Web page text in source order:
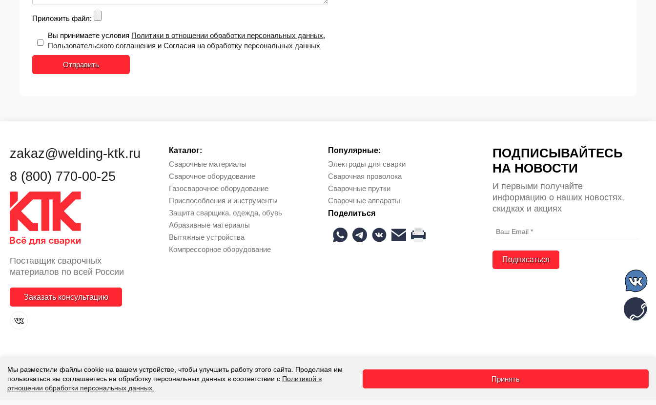
Приложить файл:
Вы принимаете условия Политики в отношении обработки персональных данных,
Пользовательского соглашения иСогласия на обработку персональных данных
Отправить
zakaz@welding-ktk.ru
8 (800) 770-00-25
Поставщик сварочных
материалов по всей России
Заказать консультацию
Каталог:
Сварочные материалы
Сварочное оборудование
Газосварочное оборудование
Приcпособления и инструменты
Защита сварщика, одежда, обувь
Абразивные материалы
Вытяжные устройства
Компрессорное оборудование
Популярные:
Электроды для сварки
Сварочная проволока
Сварочные прутки
Сварочные аппараты
Поделиться
ПОДПИСЫВАЙТЕСЬ
НА НОВОСТИ
И первыми получайте
информацию о наших новостях,
скидках и акциях
Подписаться
Мы разместили файлы cookie на вашем устройстве, чтобы улучшить работу этого сайта. Продолжая им
пользоваться вы соглашаетесь на обработку персональных данных в соответствии с Политикой в
отношении обработки персональных данных.
Принять
©КТК - Все для сварки, 2018-2026. Все права защищены.
Представленная на сайте информация носит исключительно информационный характер и ни при каких условиях не является публичной
офертой. Вы принимаете условия Политики в отношении обработки персональных данных,Пользовательского соглашенияиСогласия на